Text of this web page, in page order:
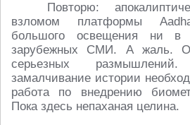
Повторю:
взломом платформы
большого освещения ни в
зарубежных СМИ. А жаль.
серьезных
замалчивание истории
работа по внедрению
Пока здесь непаханая целина.